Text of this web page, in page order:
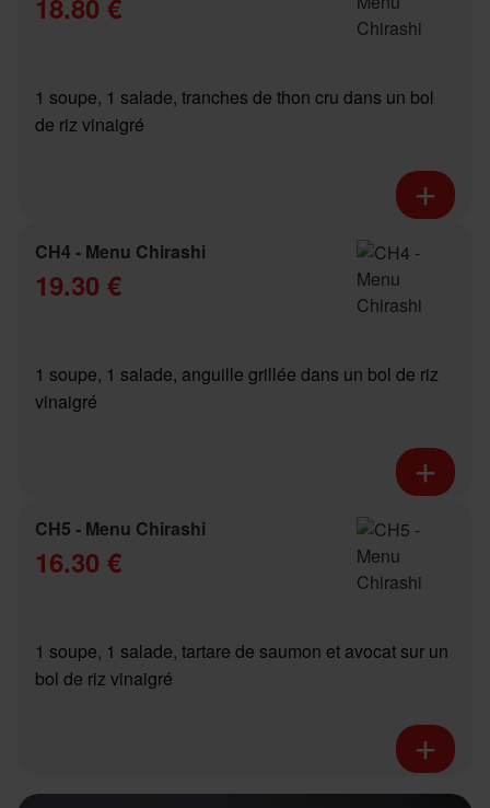
18.80 €
1 soupe, 1 salade, tranches de thon cru dans un bol
de riz vinaigré
CH4 - Menu Chirashi
19.30 €
1 soupe, 1 salade, anguille grillée dans un bol de riz
vinaigré
CH5 - Menu Chirashi
16.30 €
1 soupe, 1 salade, tartare de saumon et avocat sur un
bol de riz vinaigré